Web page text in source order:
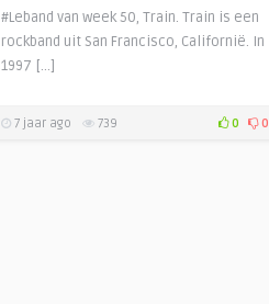
#Leband van week 50, Train. Train is een
rockband uit San Francisco, Californië. In
1997 […]
7 jaar ago 739 0 0